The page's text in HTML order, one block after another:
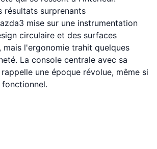
résultats surprenants
mise sur une instrumentation
circulaire et des surfaces
mais l'ergonomie trahit quelques
La console centrale avec sa
une époque révolue, même si